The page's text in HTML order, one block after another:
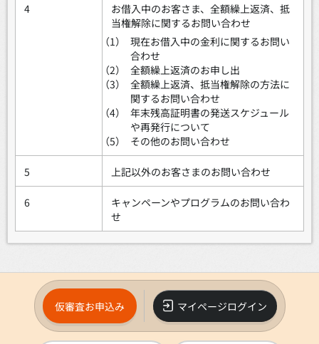
4
お借入中のお客さま、全額繰上返済、抵
当権解除に関するお問い合わせ
（1）
現在お借入中の金利に関するお問い
合わせ
（2）
全額繰上返済のお申し出
（3）
全額繰上返済、抵当権解除の方法に
関するお問い合わせ
（4）
年末残高証明書の発送スケジュール
や再発行について
（5）
その他のお問い合わせ
5 上記以外のお客さまのお問い合わせ
6
キャンペーンやプログラムのお問い合わ
せ
仮審査お申込み マイページログイン